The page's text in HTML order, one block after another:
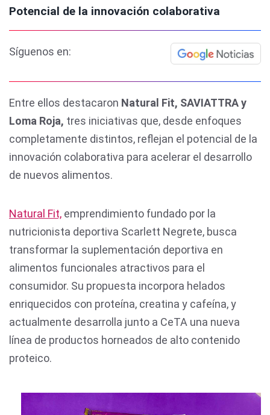
Potencial de la innovación colaborativa
Síguenos en:
Entre ellos destacaron Natural Fit, SAVIATTRA y
Loma Roja, tres iniciativas que, desde enfoques
completamente distintos, reflejan el potencial de la
innovación colaborativa para acelerar el desarrollo
de nuevos alimentos.
Natural Fit, emprendimiento fundado por la
nutricionista deportiva Scarlett Negrete, busca
transformar la suplementación deportiva en
alimentos funcionales atractivos para el
consumidor. Su propuesta incorpora helados
enriquecidos con proteína, creatina y cafeína, y
actualmente desarrolla junto a CeTA una nueva
línea de productos horneados de alto contenido
proteico.